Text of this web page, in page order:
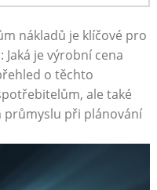
nákladů je klíčové ​pro
Jaká je výrobní cena
o těchto
ale také
při plánování